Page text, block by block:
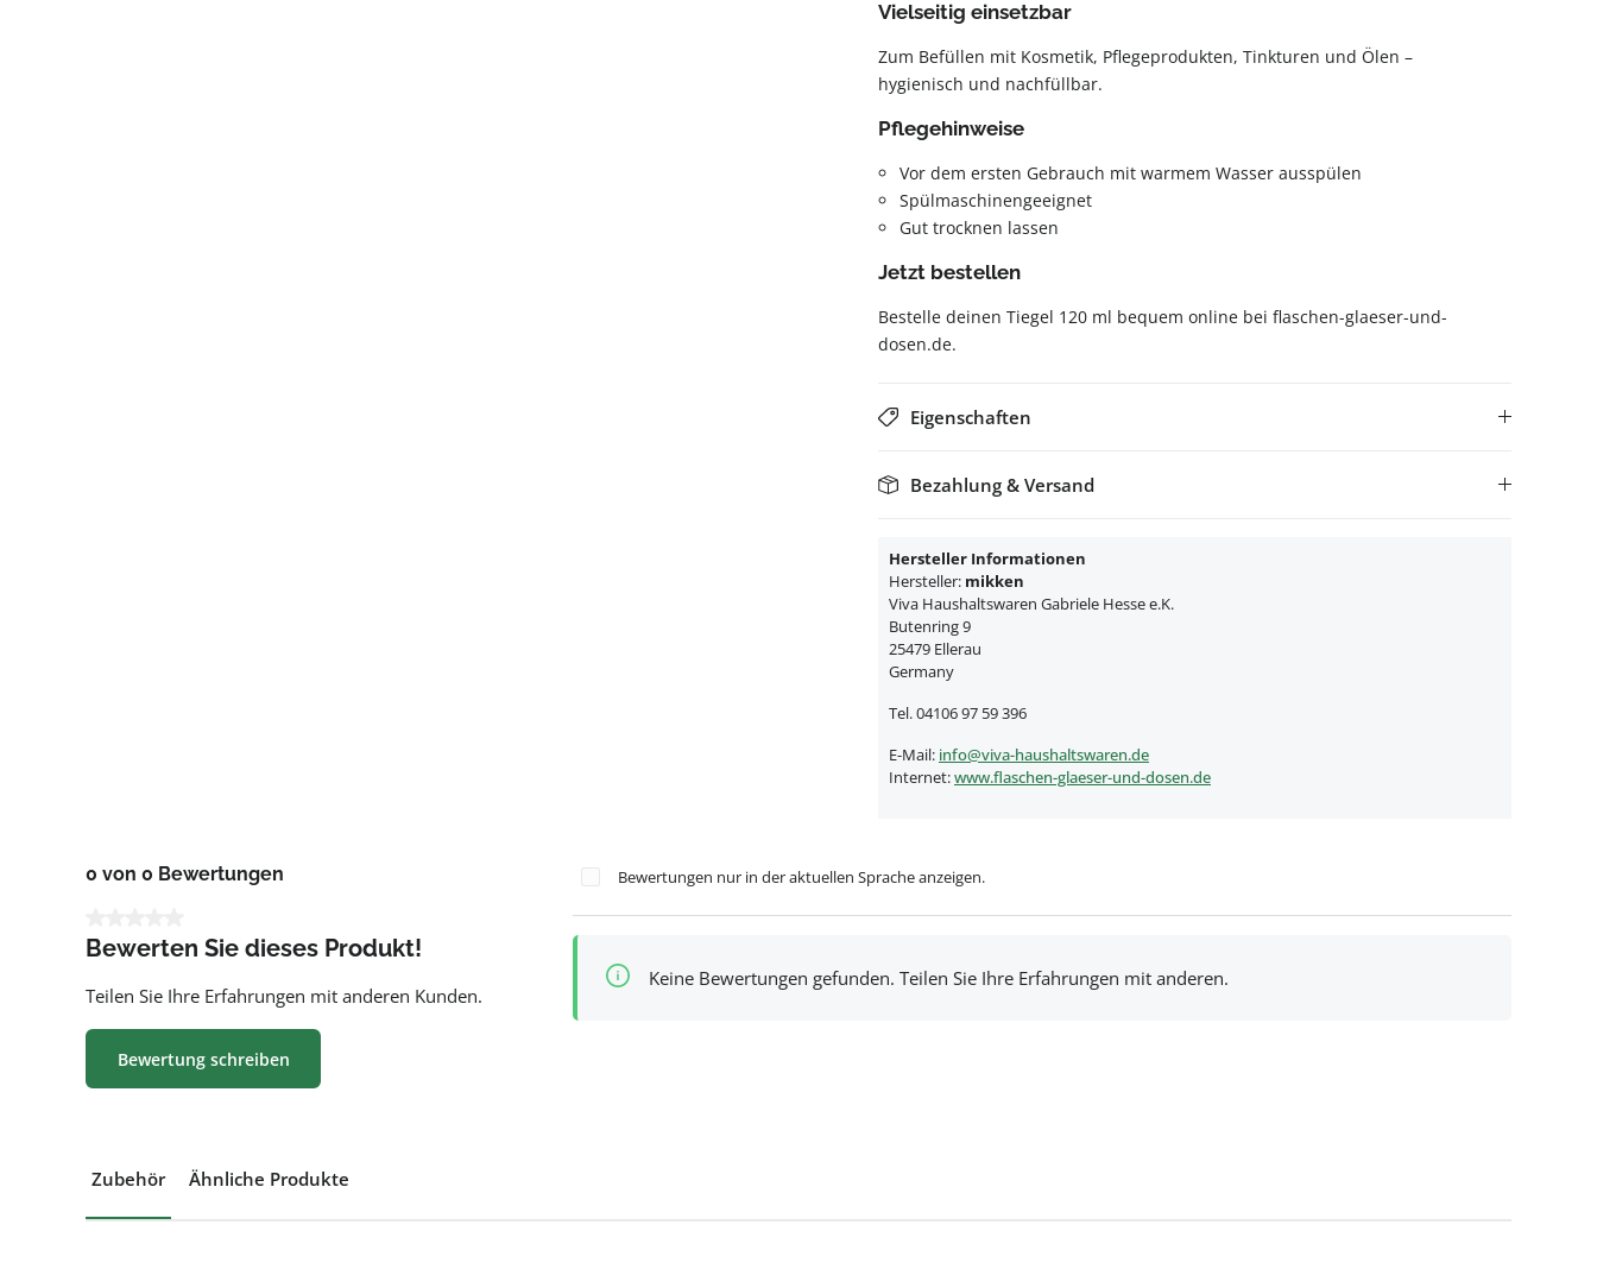
Vielseitig einsetzbar
Zum Befüllen mit Kosmetik, Pflegeprodukten, Tinkturen und Ölen –
hygienisch und nachfüllbar.
Pflegehinweise
Vor dem ersten Gebrauch mit warmem Wasser ausspülen
Spülmaschinengeeignet
Gut trocknen lassen
Jetzt bestellen
Bestelle deinen Tiegel 120 ml bequem online bei flaschen-glaeser-und-
dosen.de.
Eigenschaften
Bezahlung & Versand
Hersteller Informationen
Hersteller: mikken
Viva Haushaltswaren Gabriele Hesse e.K.
Butenring 9
25479 Ellerau
Germany
Tel. 04106 97 59 396
E-Mail: info@viva-haushaltswaren.de
Internet:www.flaschen-glaeser-und-dosen.de
0 von 0 Bewertungen
Bewerten Sie dieses Produkt!
Teilen Sie Ihre Erfahrungen mit anderen Kunden.
Bewertung schreiben
Bewertungen nur in der aktuellen Sprache anzeigen.
Keine Bewertungen gefunden. Teilen Sie Ihre Erfahrungen mit anderen.
Zubehör Ähnliche Produkte